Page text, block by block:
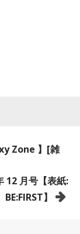
Zone 】[雑
12 月号【表紙:
BE:FIRST】